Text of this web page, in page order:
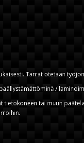
Tarrat otetaan
/
tai muun